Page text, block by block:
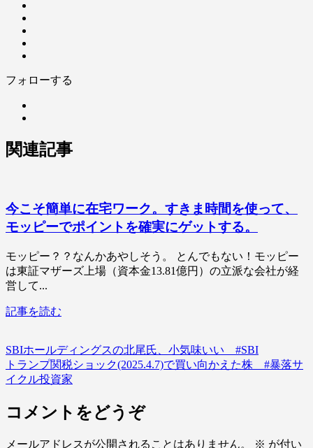
フォローする
関連記事
今こそ簡単に在宅ワーク。すきま時間を使って、
モッピーでポイントを確実にゲットする。
モッピー？？なんかあやしそう。 とんでもない！モッピー
は東証マザーズ上場（資本金13.81億円）の立派な会社が経
営して...
記事を読む
SBIホールディングスの北尾氏、小気味いい #SBI
トランプ関税ショック(2025.4.7)で買い向かえた株 #暴落サ
イクル投資家
コメントをどうぞ
メールアドレスが公開されることはありません。 ※ が付い